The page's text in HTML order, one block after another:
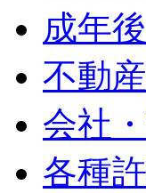
成年
不動
会社
各種